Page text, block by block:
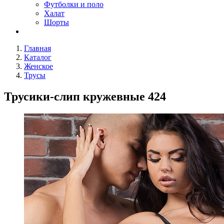
Футболки и поло
Халат
Шорты
Главная
Каталог
Женское
Трусы
Трусики-слип кружевные 424